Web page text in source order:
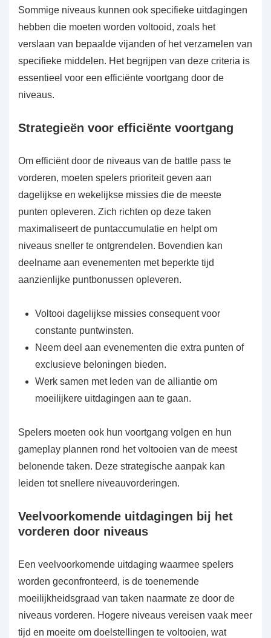
Sommige niveaus kunnen ook specifieke uitdagingen
hebben die moeten worden voltooid, zoals het
verslaan van bepaalde vijanden of het verzamelen van
specifieke middelen. Het begrijpen van deze criteria is
essentieel voor een efficiënte voortgang door de
niveaus.
Strategieën voor efficiënte voortgang
Om efficiënt door de niveaus van de battle pass te
vorderen, moeten spelers prioriteit geven aan
dagelijkse en wekelijkse missies die de meeste
punten opleveren. Zich richten op deze taken
maximaliseert de puntaccumulatie en helpt om
niveaus sneller te ontgrendelen. Bovendien kan
deelname aan evenementen met beperkte tijd
aanzienlijke puntbonussen opleveren.
Voltooi dagelijkse missies consequent voor
constante puntwinsten.
Neem deel aan evenementen die extra punten of
exclusieve beloningen bieden.
Werk samen met leden van de alliantie om
moeilijkere uitdagingen aan te gaan.
Spelers moeten ook hun voortgang volgen en hun
gameplay plannen rond het voltooien van de meest
belonende taken. Deze strategische aanpak kan
leiden tot snellere niveauvorderingen.
Veelvoorkomende uitdagingen bij het
vorderen door niveaus
Een veelvoorkomende uitdaging waarmee spelers
worden geconfronteerd, is de toenemende
moeilijkheidsgraad van taken naarmate ze door de
niveaus vorderen. Hogere niveaus vereisen vaak meer
tijd en moeite om doelstellingen te voltooien, wat